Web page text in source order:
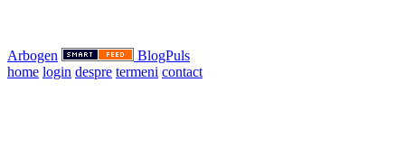
Arbogen
BlogPuls
home login despre termeni contact